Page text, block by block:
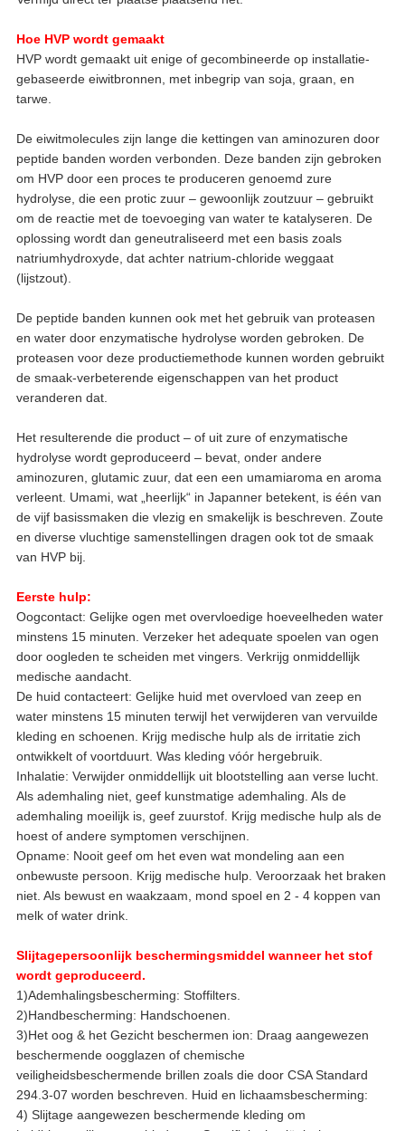
Hoe HVP wordt gemaakt
HVP wordt gemaakt uit enige of gecombineerde op installatie-
gebaseerde eiwitbronnen, met inbegrip van soja, graan, en
tarwe.
De eiwitmolecules zijn lange die kettingen van aminozuren door
peptide banden worden verbonden. Deze banden zijn gebroken
om HVP door een proces te produceren genoemd zure
hydrolyse, die een protic zuur – gewoonlijk zoutzuur – gebruikt
om de reactie met de toevoeging van water te katalyseren. De
oplossing wordt dan geneutraliseerd met een basis zoals
natriumhydroxyde, dat achter natrium-chloride weggaat
(lijstzout).
De peptide banden kunnen ook met het gebruik van proteasen
en water door enzymatische hydrolyse worden gebroken. De
proteasen voor deze productiemethode kunnen worden gebruikt
de smaak-verbeterende eigenschappen van het product
veranderen dat.
Het resulterende die product – of uit zure of enzymatische
hydrolyse wordt geproduceerd – bevat, onder andere
aminozuren, glutamic zuur, dat een een umamiaroma en aroma
verleent. Umami, wat „heerlijk“ in Japanner betekent, is één van
de vijf basissmaken die vlezig en smakelijk is beschreven. Zoute
en diverse vluchtige samenstellingen dragen ook tot de smaak
van HVP bij.
Eerste hulp:
Oogcontact: Gelijke ogen met overvloedige hoeveelheden water
minstens 15 minuten. Verzeker het adequate spoelen van ogen
door oogleden te scheiden met vingers. Verkrijg onmiddellijk
medische aandacht.
De huid contacteert: Gelijke huid met overvloed van zeep en
water minstens 15 minuten terwijl het verwijderen van vervuilde
kleding en schoenen. Krijg medische hulp als de irritatie zich
ontwikkelt of voortduurt. Was kleding vóór hergebruik.
Inhalatie: Verwijder onmiddellijk uit blootstelling aan verse lucht.
Als ademhaling niet, geef kunstmatige ademhaling. Als de
ademhaling moeilijk is, geef zuurstof. Krijg medische hulp als de
hoest of andere symptomen verschijnen.
Opname: Nooit geef om het even wat mondeling aan een
onbewuste persoon. Krijg medische hulp. Veroorzaak het braken
niet. Als bewust en waakzaam, mond spoel en 2 - 4 koppen van
melk of water drink.
Slijtagepersoonlijk beschermingsmiddel wanneer het stof
wordt geproduceerd.
1)Ademhalingsbescherming: Stoffilters.
2)Handbescherming: Handschoenen.
3)Het oog & het Gezicht beschermen ion: Draag aangewezen
beschermende oogglazen of chemische
veiligheidsbeschermende brillen zoals die door CSA Standard
294.3-07 worden beschreven. Huid en lichaamsbescherming:
4) Slijtage aangewezen beschermende kleding om